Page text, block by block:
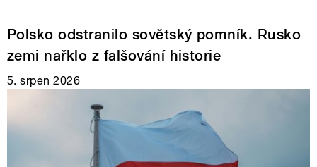
Polsko odstranilo sovětský pomník. Rusko
zemi nařklo z falšování historie
5. srpen 2026